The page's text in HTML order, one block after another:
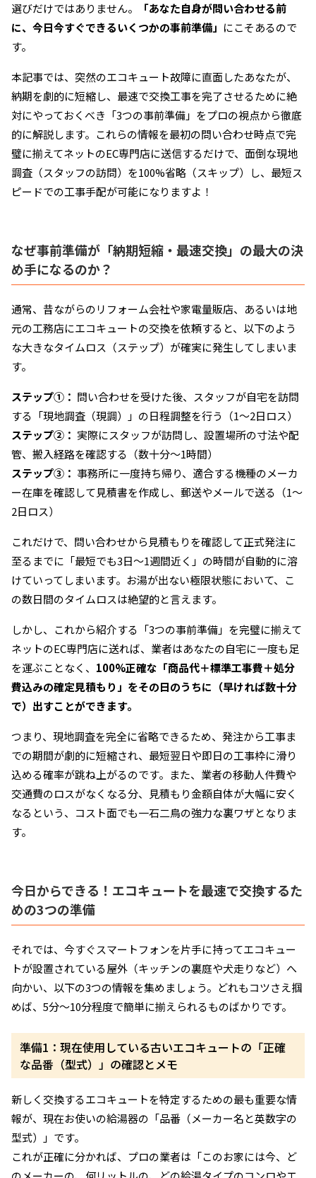
選びだけではありません。
「あなた自身が問い合わせる前
に、今日今すぐできるいくつかの事前準備」 にこそあるので
す。
本記事では、突然のエコキュート故障に直面したあなたが、
納期を劇的に短縮し、最速で交換工事を完了させるために絶
対にやっておくべき「3つの事前準備」をプロの視点から徹底
的に解説します。これらの情報を最初の問い合わせ時点で完
璧に揃えてネットのEC専門店に送信するだけで、面倒な現地
調査（スタッフの訪問）を100%省略（スキップ）し、最短ス
ピードでの工事手配が可能になりますよ！
なぜ事前準備が「納期短縮・最速交換」の最大の決
め手になるのか？
通常、昔ながらのリフォーム会社や家電量販店、あるいは地
元の工務店にエコキュートの交換を依頼すると、以下のよう
な大きなタイムロス（ステップ）が確実に発生してしまいま
す。
ステップ①： 問い合わせを受けた後、スタッフが自宅を訪問
する「現地調査（現調）」の日程調整を行う（1〜2日ロス）
ステップ②： 実際にスタッフが訪問し、設置場所の寸法や配
管、搬入経路を確認する（数十分〜1時間）
ステップ③： 事務所に一度持ち帰り、適合する機種のメーカ
ー在庫を確認して見積書を作成し、郵送やメールで送る（1〜
2日ロス）
これだけで、問い合わせから見積もりを確認して正式発注に
至るまでに「最短でも3日〜1週間近く」の時間が自動的に溶
けていってしまいます。お湯が出ない極限状態において、こ
の数日間のタイムロスは絶望的と言えます。
しかし、これから紹介する「3つの事前準備」を完璧に揃えて
ネットのEC専門店に送れば、業者はあなたの自宅に一度も足
を運ぶことなく、 100%正確な「商品代＋標準工事費＋処分
費込みの確定見積もり」をその日のうちに（早ければ数十分
で）出すことができます。
つまり、現地調査を完全に省略できるため、発注から工事ま
での期間が劇的に短縮され、最短翌日や即日の工事枠に滑り
込める確率が跳ね上がるのです。また、業者の移動人件費や
交通費のロスがなくなる分、見積もり金額自体が大幅に安く
なるという、コスト面でも一石二鳥の強力な裏ワザとなりま
す。
今日からできる！エコキュートを最速で交換するた
めの3つの準備
それでは、今すぐスマートフォンを片手に持ってエコキュー
トが設置されている屋外（キッチンの裏庭や犬走りなど）へ
向かい、以下の3つの情報を集めましょう。どれもコツさえ掴
めば、5分〜10分程度で簡単に揃えられるものばかりです。
準備1：現在使用している古いエコキュートの「正確
な品番（型式）」の確認とメモ
新しく交換するエコキュートを特定するための最も重要な情
報が、現在お使いの給湯器の「品番（メーカー名と英数字の
型式）」です。
これが正確に分かれば、プロの業者は「このお家には今、ど